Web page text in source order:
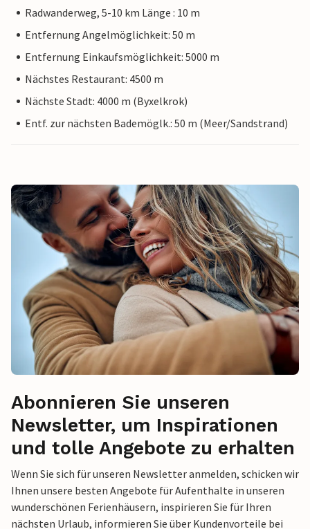
Radwanderweg, 5-10 km Länge : 10 m
Entfernung Angelmöglichkeit: 50 m
Entfernung Einkaufsmöglichkeit: 5000 m
Nächstes Restaurant: 4500 m
Nächste Stadt: 4000 m (Byxelkrok)
Entf. zur nächsten Bademöglk.: 50 m (Meer/Sandstrand)
Abonnieren Sie unseren
Newsletter, um Inspirationen
und tolle Angebote zu erhalten
Wenn Sie sich für unseren Newsletter anmelden, schicken wir
Ihnen unsere besten Angebote für Aufenthalte in unseren
wunderschönen Ferienhäusern, inspirieren Sie für Ihren
nächsten Urlaub, informieren Sie über Kundenvorteile bei